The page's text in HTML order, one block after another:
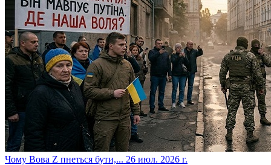
​Чому Вова Z пнеться бути,... 26 июл. 2026 г.